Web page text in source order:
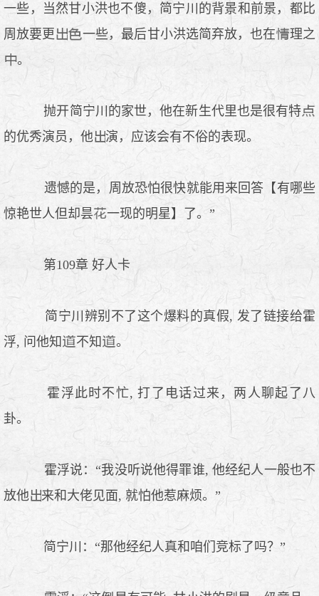
一些，当然甘小洪也不傻，简宁川的背景和前景，都比
周放要更
一些，最后甘小洪选简弃放，也在
理之
。
抛开简宁川的家世，他在新生代里也是很有特
的优秀演员，他
演，应该会有不俗的表现。
遗憾的是，周放恐怕很快就能用来回答【有哪些
惊艳世人但却昙
一现的明星】了。”
第109章 好人卡
简宁川辨别不了这个爆料的真假, 发了链接给霍
浮, 问他知
不知 。
霍浮此时不忙, 打了电话过来，两人聊起了八
卦。
霍浮说：“我没听说他得罪谁, 他经纪人一般也不
放他
来和大佬见面, 就怕他惹麻烦。”
简宁川：“那他经纪人真和咱们竞标了吗？”